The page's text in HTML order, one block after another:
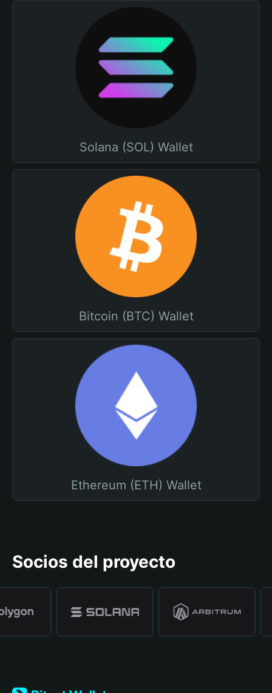
Solana (SOL) Wallet
Bitcoin (BTC) Wallet
Ethereum (ETH) Wallet
Socios del proyecto